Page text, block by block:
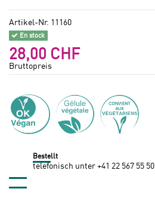
Artikel-Nr. 11160
En stock
28,00 CHF
Bruttopreis
Bestellt
telefonisch unter +41 22 567 55 50